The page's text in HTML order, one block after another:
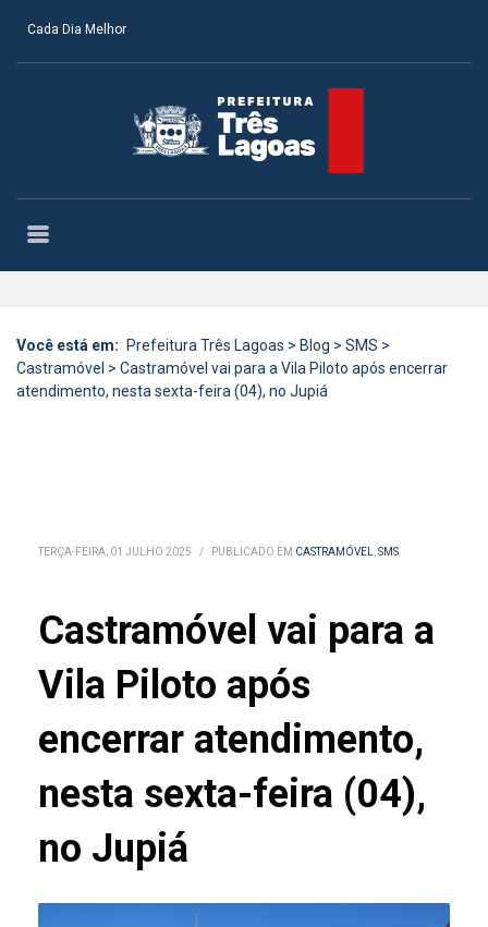
Cada Dia Melhor
Você está em: Prefeitura Três Lagoas > Blog > SMS >
Castramóvel > Castramóvel vai para a Vila Piloto após encerrar
atendimento, nesta sexta-feira (04), no Jupiá
TERÇA-FEIRA, 01 JULHO 2025 / PUBLICADO EM CASTRAMÓVEL,SMS
Castramóvel vai para a
Vila Piloto após
encerrar atendimento,
nesta sexta-feira (04),
no Jupiá